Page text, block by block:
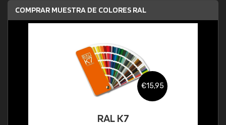
COMPRAR MUESTRA DE COLORES RAL
€15,95
RAL K7